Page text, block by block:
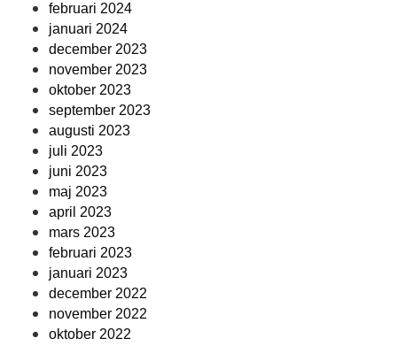
februari 2024
januari 2024
december 2023
november 2023
oktober 2023
september 2023
augusti 2023
juli 2023
juni 2023
maj 2023
april 2023
mars 2023
februari 2023
januari 2023
december 2022
november 2022
oktober 2022